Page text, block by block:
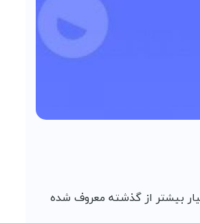
بیشتر از گذشته معروف شده